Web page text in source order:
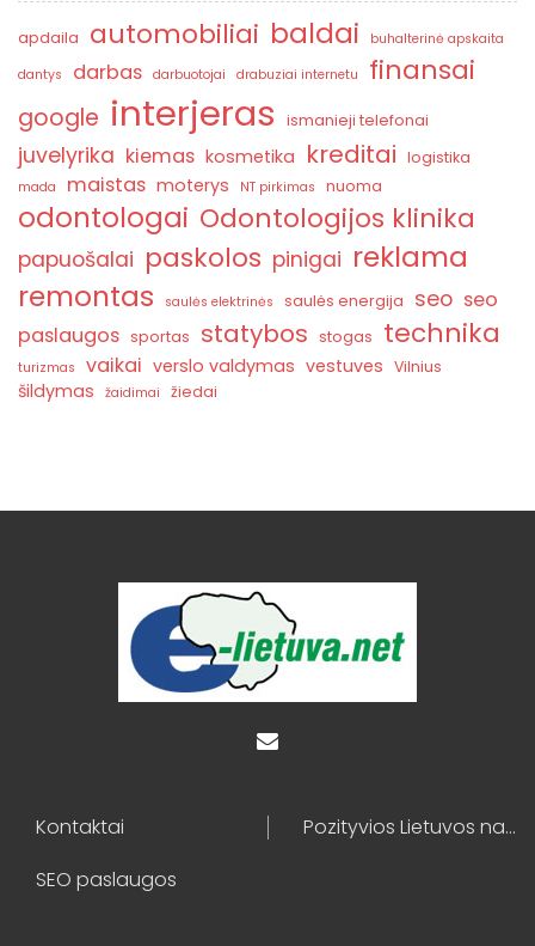
apdaila automobiliai baldai
buhalterinė apskaita
dantys
darbas darbuotojai drabuziai internetu finansai
google interjeras ismanieji telefonai
juvelyrika kiemas kosmetika kreditai logistika
mada maistas moterys NT pirkimas nuoma
odontologai Odontologijos klinika
papuošalai paskolos pinigai reklama
remontas
saulės elektrinės saulės energija seo seo
paslaugos sportas statybos stogas technika
turizmas vaikai verslo valdymas vestuves Vilnius
šildymas žaidimai žiedai
Kontaktai
Pozityvios Lietuvos naujienos
SEO paslaugos